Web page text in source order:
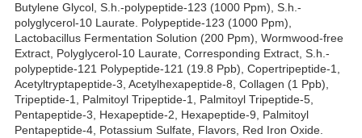
Butylene Glycol, S.h.-polypeptide-123 (1000 Ppm), S.h.-
polyglycerol-10 Laurate. Polypeptide-123 (1000 Ppm),
Lactobacillus Fermentation Solution (200 Ppm), Wormwood-free
Extract, Polyglycerol-10 Laurate, Corresponding Extract, S.h.-
polypeptide-121 Polypeptide-121 (19.8 Ppb), Copertripeptide-1,
Acetyltryptapeptide-3, Acetylhexapeptide-8, Collagen (1 Ppb),
Tripeptide-1, Palmitoyl Tripeptide-1, Palmitoyl Tripeptide-5,
Pentapeptide-3, Hexapeptide-2, Hexapeptide-9, Palmitoyl
Pentapeptide-4, Potassium Sulfate, Flavors, Red Iron Oxide.